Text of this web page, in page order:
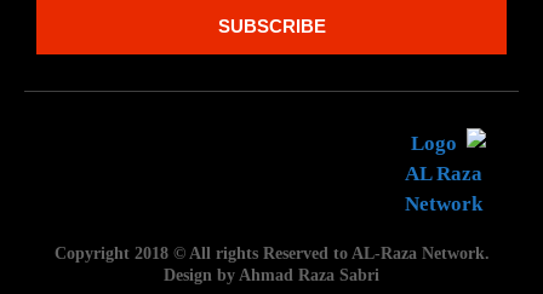
SUBSCRIBE
Copyright 2018 © All rights Reserved to AL-Raza Network.
Design by Ahmad Raza Sabri